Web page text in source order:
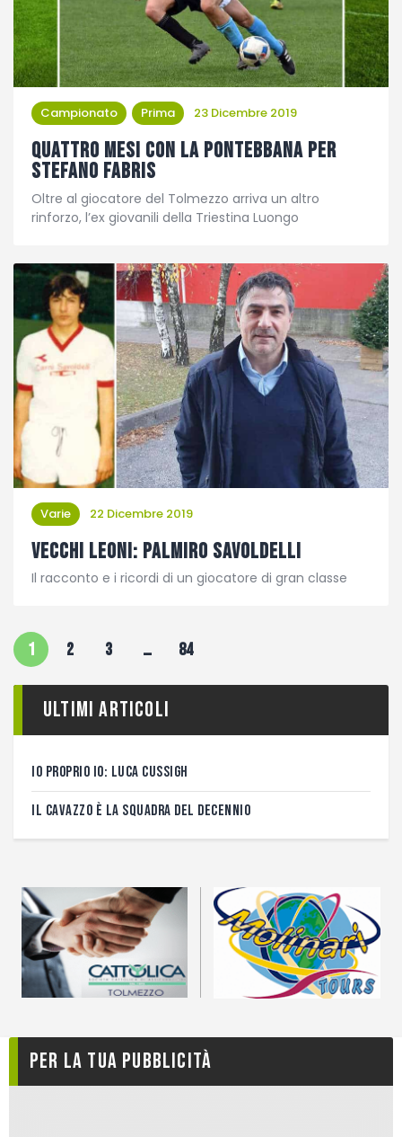
Campionato Prima 23 Dicembre 2019
Quattro mesi con la Pontebbana per
Stefano Fabris
Oltre al giocatore del Tolmezzo arriva un altro
rinforzo, l’ex giovanili della Triestina Luongo
Varie 22 Dicembre 2019
Vecchi leoni: Palmiro Savoldelli
Il racconto e i ricordi di un giocatore di gran classe
1 2 3 … 84
Ultimi articoli
IO PROPRIO IO: LUCA CUSSIGH
IL CAVAZZO È LA SQUADRA DEL DECENNIO
Per la tua pubblicità